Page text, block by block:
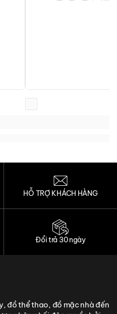
HỖ TRỢ KHÁCH HÀNG
Đổi trả 30 ngày
đồ thể thao, đồ mặc nhà đến